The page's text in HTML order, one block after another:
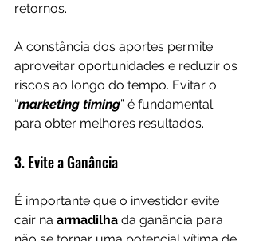
retornos.
A constância dos aportes permite
aproveitar oportunidades e reduzir os
riscos ao longo do tempo. Evitar o
“marketing timing” é fundamental
para obter melhores resultados.
3. Evite a Ganância
É importante que o investidor evite
cair na armadilha da ganância para